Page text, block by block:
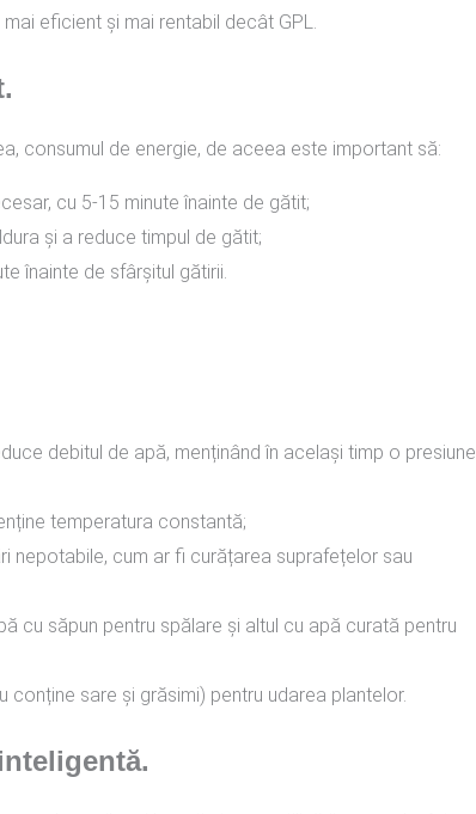
eficient și mai rentabil decât GPL.
consumul de energie, de aceea este important să:
cu 5-15 minute înainte de gătit;
și a reduce timpul de gătit;
înainte de sfârșitul gătirii.
debitul de apă, menținând în același timp o presiune
temperatura constantă;
nepotabile, cum ar fi curățarea suprafețelor sau
cu săpun pentru spălare și altul cu apă curată pentru
conține sare și grăsimi) pentru udarea plantelor.